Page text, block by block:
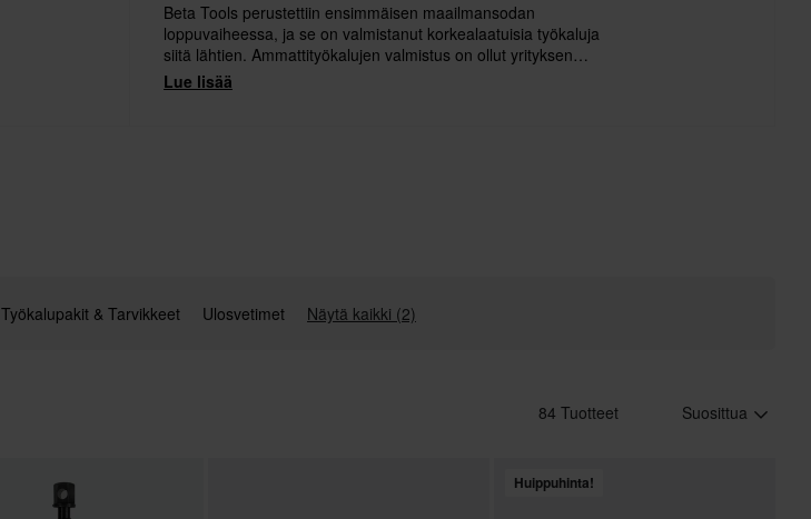
Beta Tools perustettiin ensimmäisen maailmansodan
loppuvaiheessa, ja se on valmistanut korkealaatuisia työkaluja
siitä lähtien. Ammattityökalujen valmistus on ollut yrityksen
ensisijainen painopiste toisen maailmansodan päättymisestä
lähtien.
Lue lisää
Työkalupakit & Tarvikkeet Ulosvetimet Näytä kaikki (2)
84 Tuotteet Suosittua
Huippuhinta!